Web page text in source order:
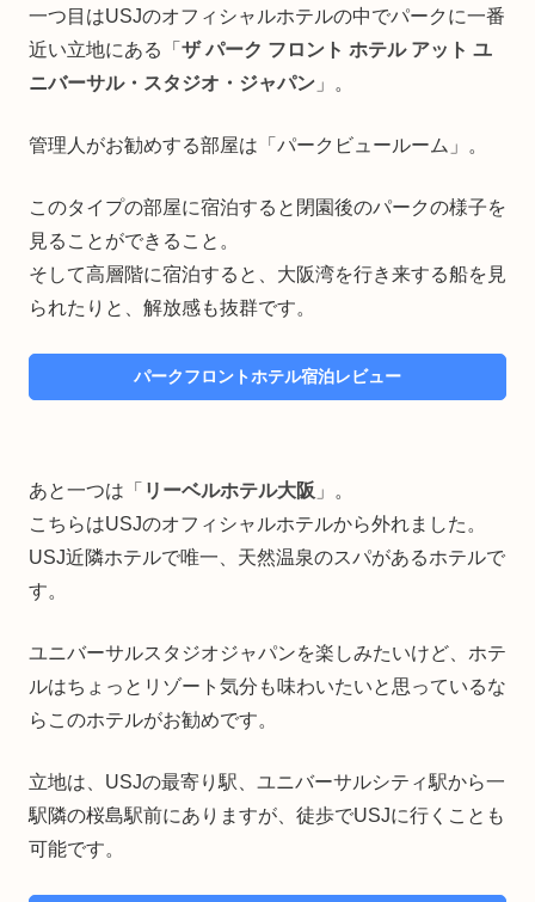
一つ目はUSJのオフィシャルホテルの中でパークに一番
近い立地にある「 ザ パーク フロント ホテル アット ユ
ニバーサル・スタジオ・ジャパン 」。
管理人がお勧めする部屋は「パークビュールーム」。
このタイプの部屋に宿泊すると閉園後のパークの様子を
見ることができること。
そして高層階に宿泊すると、大阪湾を行き来する船を見
られたりと、解放感も抜群です。
パークフロントホテル宿泊レビュー
あと一つは「 リーベルホテル大阪 」。
こちらはUSJのオフィシャルホテルから外れました。
USJ近隣ホテルで唯一、天然温泉のスパがあるホテルで
す。
ユニバーサルスタジオジャパンを楽しみたいけど、ホテ
ルはちょっとリゾート気分も味わいたいと思っているな
らこのホテルがお勧めです。
立地は、USJの最寄り駅、ユニバーサルシティ駅から一
駅隣の桜島駅前にありますが、徒歩でUSJに行くことも
可能です。